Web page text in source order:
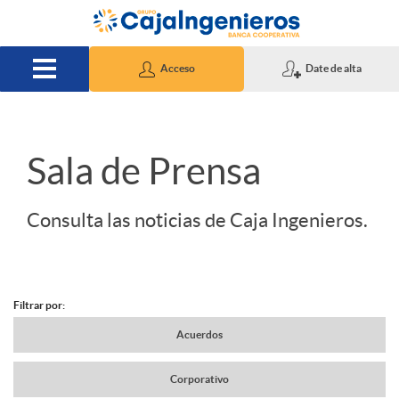
Saltar al contenido principal
Acceso Date de alta
S
Sala de Prensa
Consulta las noticias de Caja Ingenieros.
N
Filtrar por:
Acuerdos
Corporativo